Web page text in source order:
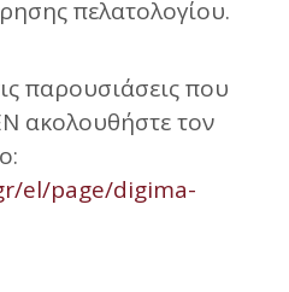
πελατολογίου.
παρουσιάσεις που
ακολουθήστε τον
el/page/digima-